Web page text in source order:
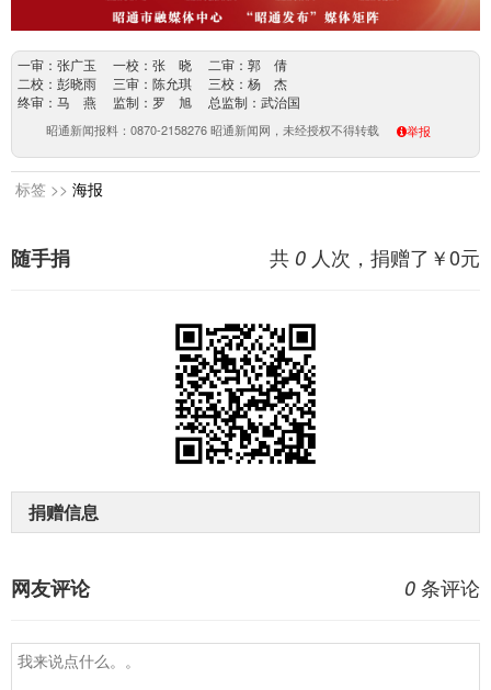
一审：张广玉 一校：张 晓 二审：郭 倩
二校：彭晓雨 三审：陈允琪 三校：杨 杰
终审：马 燕 监制：罗 旭 总监制：武治国
昭通新闻报料：0870-2158276 昭通新闻网，未经授权不得转载 举报
标签 >> 海报
共 0 人次，捐赠了￥0元
随手捐
捐赠信息
0 条评论
网友评论